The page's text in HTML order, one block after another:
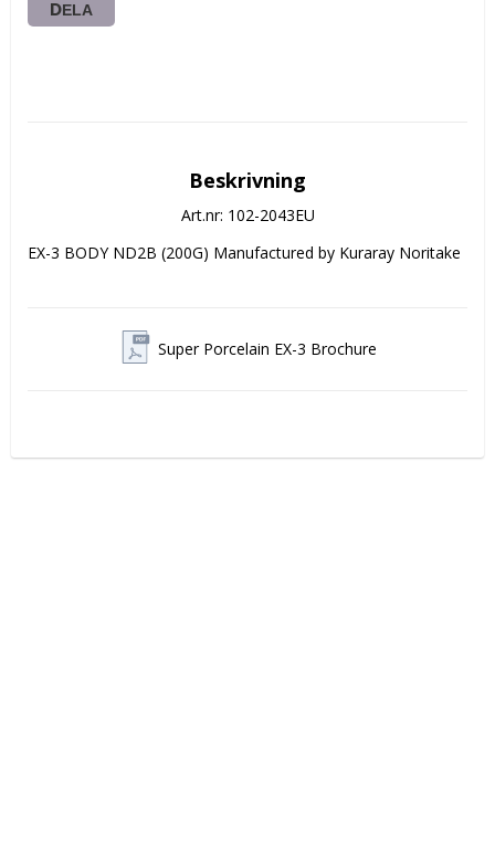
DELA
Beskrivning
Art.nr: 102-2043EU
EX-3 BODY ND2B (200G) Manufactured by Kuraray Noritake
Super Porcelain EX-3 Brochure